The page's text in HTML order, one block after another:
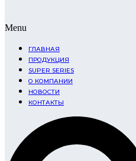
Menu
ГЛАВНАЯ
ПРОДУКЦИЯ
SUPER SERIES
О КОМПАНИИ
НОВОСТИ
КОНТАКТЫ